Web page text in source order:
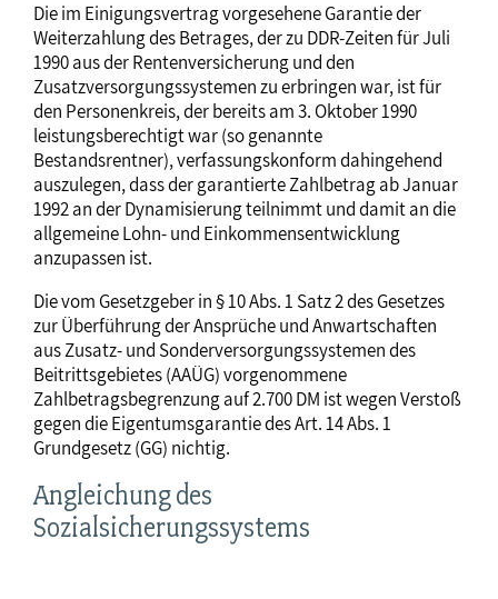
Die im Einigungsvertrag vorgesehene Garantie der
Weiterzahlung des Betrages, der zu DDR-Zeiten für Juli
1990 aus der Rentenversicherung und den
Zusatzversorgungssystemen zu erbringen war, ist für
den Personenkreis, der bereits am 3. Oktober 1990
leistungsberechtigt war (so genannte
Bestandsrentner), verfassungskonform dahingehend
auszulegen, dass der garantierte Zahlbetrag ab Januar
1992 an der Dynamisierung teilnimmt und damit an die
allgemeine Lohn- und Einkommensentwicklung
anzupassen ist.
Die vom Gesetzgeber in § 10 Abs. 1 Satz 2 des Gesetzes
zur Überführung der Ansprüche und Anwartschaften
aus Zusatz- und Sonderversorgungssystemen des
Beitrittsgebietes (AAÜG) vorgenommene
Zahlbetragsbegrenzung auf 2.700 DM ist wegen Verstoß
gegen die Eigentumsgarantie des Art. 14 Abs. 1
Grundgesetz (GG) nichtig.
Angleichung des
Sozialsicherungssystems